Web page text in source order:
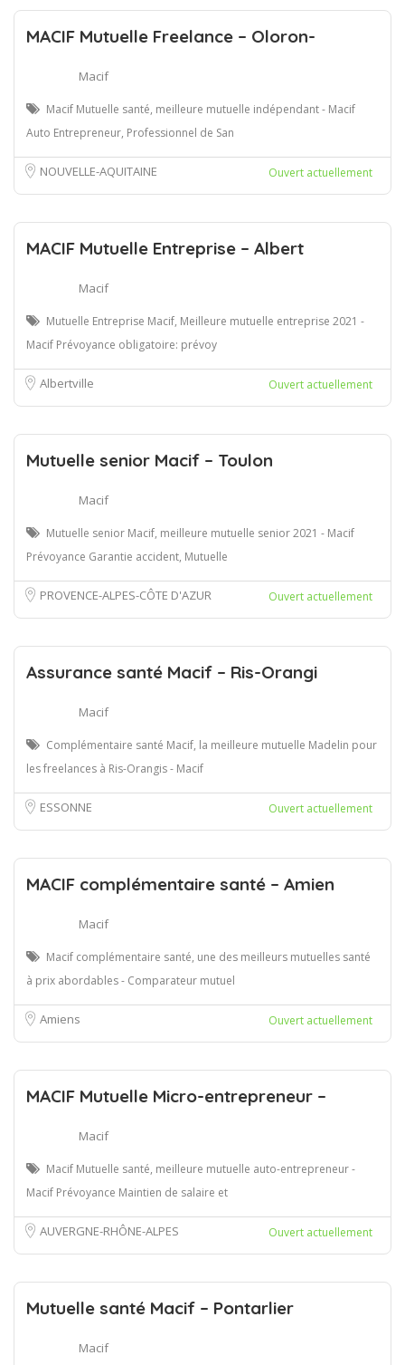
MACIF Mutuelle Freelance – Oloron-
Macif
Macif Mutuelle santé, meilleure mutuelle indépendant - Macif
Auto Entrepreneur, Professionnel de San
NOUVELLE-AQUITAINE Ouvert actuellement
MACIF Mutuelle Entreprise – Albert
Macif
Mutuelle Entreprise Macif, Meilleure mutuelle entreprise 2021 -
Macif Prévoyance obligatoire: prévoy
Albertville Ouvert actuellement
Mutuelle senior Macif – Toulon
Macif
Mutuelle senior Macif, meilleure mutuelle senior 2021 - Macif
Prévoyance Garantie accident, Mutuelle
PROVENCE-ALPES-CÔTE D'AZUR Ouvert actuellement
Assurance santé Macif – Ris-Orangi
Macif
Complémentaire santé Macif, la meilleure mutuelle Madelin pour
les freelances à Ris-Orangis - Macif
ESSONNE Ouvert actuellement
MACIF complémentaire santé – Amien
Macif
Macif complémentaire santé, une des meilleurs mutuelles santé
à prix abordables - Comparateur mutuel
Amiens Ouvert actuellement
MACIF Mutuelle Micro-entrepreneur –
Macif
Macif Mutuelle santé, meilleure mutuelle auto-entrepreneur -
Macif Prévoyance Maintien de salaire et
AUVERGNE-RHÔNE-ALPES Ouvert actuellement
Mutuelle santé Macif – Pontarlier
Macif